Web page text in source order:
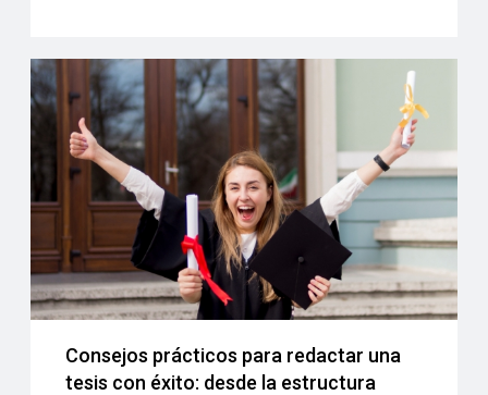
Consejos prácticos para redactar una
tesis con éxito: desde la estructura